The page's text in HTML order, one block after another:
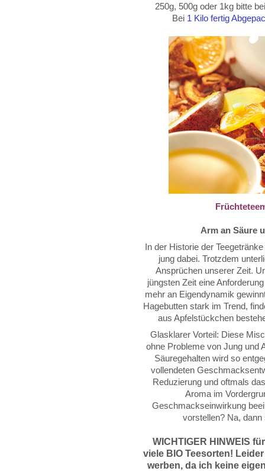
250g, 500g oder 1kg bitte
Bei 1 Kilo fertig
Arm an Säure
In der Historie der
jung dabei. Trotzdem
Ansprüchen unserer Zeit.
jüngsten Zeit eine
mehr an Eigendynamik
Hagebutten stark im Trend,
aus Apfelstückchen
Glasklarer Vorteil: Diese
ohne Probleme von Jung und
Säuregehalten wird so
vollendeten
Reduzierung und oftmals
Aroma im
Geschmackseinwirkung
vorstellen? Na,
WICHTIGER HINWEIS
viele BIO Teesorten!
werben, daich keine